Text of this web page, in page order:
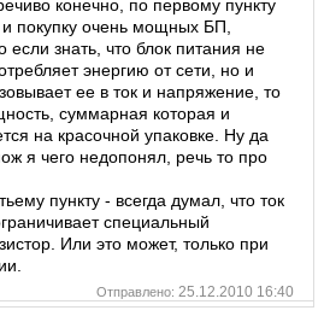
конечно, по первому пункту
покупку очень мощных БП,
если знать, что блок питания не
энергию от сети, но и
ее в ток и напряжение, то
суммарная которая и
на красочной упаковке. Ну да
я чего недопонял, речь то про
пункту - всегда думал, что ток
специальный
Или это может, только при
Отправлено: 25.12.2010 16:40